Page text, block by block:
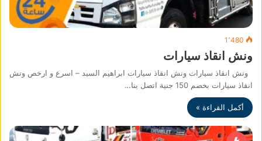
1٬480
ونش انقاذ سيارات
ونش انقاذ سيارات ونش انقاذ سيارات ابراهيم السيد – اسرع و ارخص ونش
انقاذ سيارات بخصم 150 جنية اتصل بنا…
أكمل القراءة »